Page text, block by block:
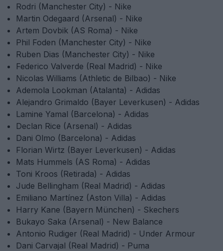
Rodri (Manchester City) - Nike
Martin Odegaard (Arsenal) - Nike
Artem Dovbik (AS Roma) - Nike
Phil Foden (Manchester City) - Nike
Ruben Dias (Manchester City) - Nike
Federico Valverde (Real Madrid) - Nike
Nicolas Williams (Athletic de Bilbao) - Nike
Ademola Lookman (Atalanta) - Adidas
Alejandro Grimaldo (Bayer Leverkusen) - Adidas
Lamine Yamal (Barcelona) - Adidas
Declan Rice (Arsenal) - Adidas
Dani Olmo (Barcelona) - Adidas
Florian Wirtz (Bayer Leverkusen) - Adidas
Mats Hummels (AS Roma) - Adidas
Toni Kroos (Retirada) - Adidas
Jude Bellingham (Real Madrid) - Adidas
Emiliano Martínez (Aston Villa) - Adidas
Harry Kane (Bayern München) - Skechers
Bukayo Saka (Arsenal) - New Balance
Antonio Rudiger (Real Madrid) - Under Armour
Dani Carvajal (Real Madrid) - Puma